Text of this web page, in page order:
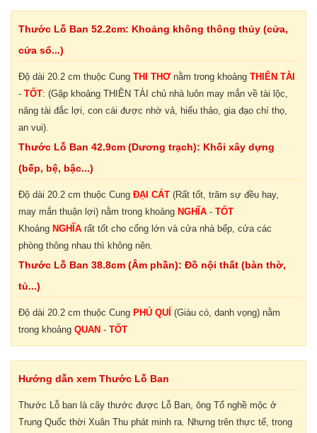
Thước Lỗ Ban 52.2cm: Khoảng không thông thủy (cửa,
cửa sổ...)
Độ dài 20.2 cm thuộc Cung THI THƠ nằm trong khoảng THIÊN TÀI
- TỐT: (Gặp khoảng THIÊN TÀI chủ nhà luôn may mắn về tài lộc,
năng tài đắc lợi, con cái được nhờ vả, hiếu thảo, gia đạo chí thọ,
an vui).
Thước Lỗ Ban 42.9cm (Dương trạch): Khối xây dựng
(bếp, bệ, bậc...)
Độ dài 20.2 cm thuộc Cung ĐẠI CÁT (Rất tốt, trăm sự đều hay,
may mắn thuận lợi) nằm trong khoảng NGHĨA - TỐT
Khoảng NGHĨA rất tốt cho cổng lớn và cửa nhà bếp, cửa các
phòng thông nhau thì không nên.
Thước Lỗ Ban 38.8cm (Âm phần): Đồ nội thất (bàn thờ,
tủ...)
Độ dài 20.2 cm thuộc Cung PHÚ QUÍ (Giàu có, danh vọng) nằm
trong khoảng QUAN - TỐT
Hướng dẫn xem Thước Lỗ Ban
Thước Lỗ ban là cây thước được Lỗ Ban, ông Tổ nghề mộc ở
Trung Quốc thời Xuân Thu phát minh ra. Nhưng trên thực tế, trong